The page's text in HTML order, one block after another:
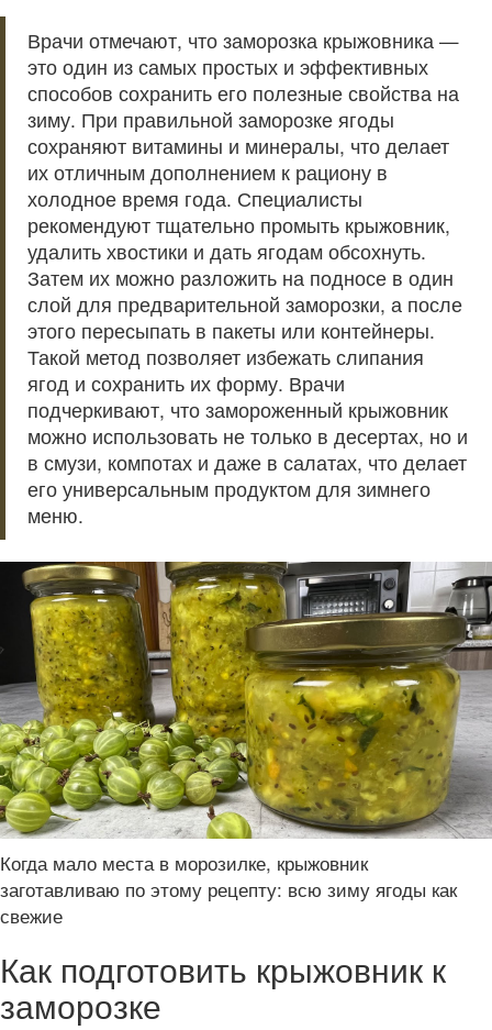
Врачи отмечают, что заморозка крыжовника —
это один из самых простых и эффективных
способов сохранить его полезные свойства на
зиму. При правильной заморозке ягоды
сохраняют витамины и минералы, что делает
их отличным дополнением к рациону в
холодное время года. Специалисты
рекомендуют тщательно промыть крыжовник,
удалить хвостики и дать ягодам обсохнуть.
Затем их можно разложить на подносе в один
слой для предварительной заморозки, а после
этого пересыпать в пакеты или контейнеры.
Такой метод позволяет избежать слипания
ягод и сохранить их форму. Врачи
подчеркивают, что замороженный крыжовник
можно использовать не только в десертах, но и
в смузи, компотах и даже в салатах, что делает
его универсальным продуктом для зимнего
меню.
Когда мало места в морозилке, крыжовник
заготавливаю по этому рецепту: всю зиму ягоды как
свежие
Как подготовить крыжовник к
заморозке